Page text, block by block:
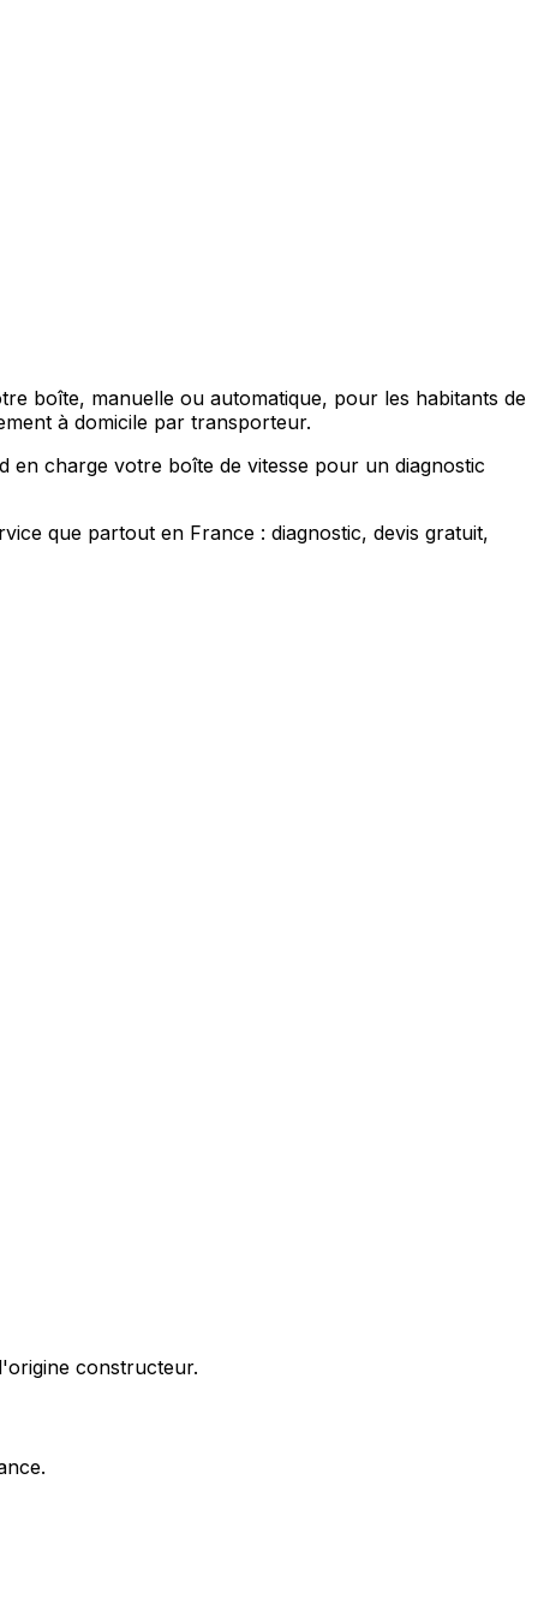
boîte, manuelle ou automatique, pour les habitants de
à domicile par transporteur.
charge votre boîte de vitesse pour un diagnostic
que partout en France : diagnostic, devis gratuit,
constructeur.